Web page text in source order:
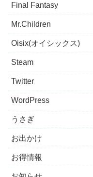
Final Fantasy
Mr.Children
Oisix(オイシックス)
Steam
Twitter
WordPress
うさぎ
お出かけ
お得情報